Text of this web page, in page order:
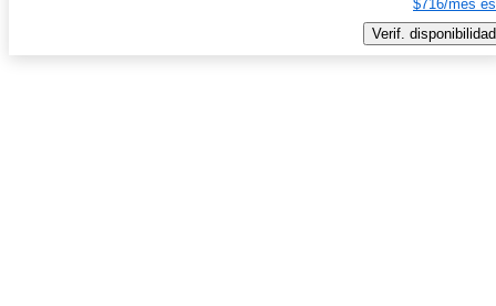
$716/mes
Verif. disponibilidad